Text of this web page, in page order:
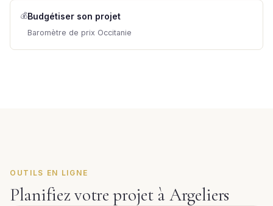
💰Budgétiser son projet
Baromètre de prix Occitanie
OUTILS EN LIGNE
Planifiez votre projet à Argeliers